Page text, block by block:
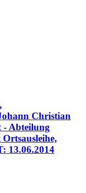
Christian
- Abteilung
13.06.2014